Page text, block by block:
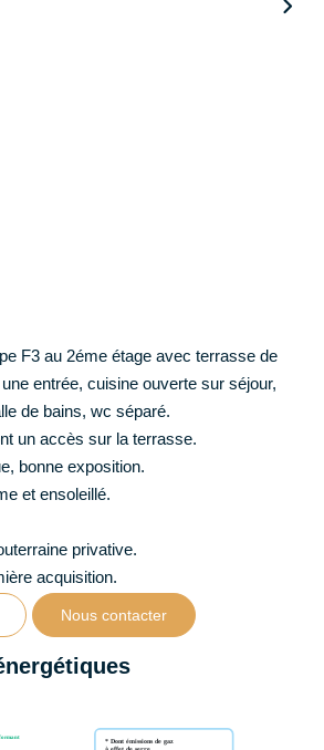
F3 au 2éme étage avec terrasse de
entrée, cuisine ouverte sur séjour,
de bains, wc séparé.
un accès sur la terrasse.
bonne exposition.
et ensoleillé.
privative.
acquisition.
Nous contacter